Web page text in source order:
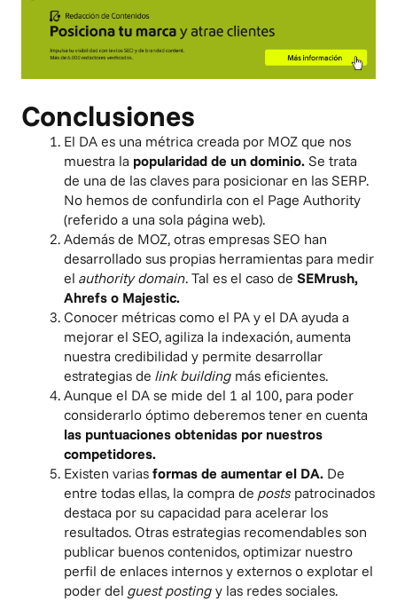
Conclusiones
El DA es una métrica creada por MOZ que nos
muestra la popularidad de un dominio. Se trata
de una de las claves para posicionar en las SERP.
No hemos de confundirla con el Page Authority
(referido a una sola página web).
Además de MOZ, otras empresas SEO han
desarrollado sus propias herramientas para medir
el authority domain. Tal es el caso de SEMrush,
Ahrefs o Majestic.
Conocer métricas como el PA y el DA ayuda a
mejorar el SEO, agiliza la indexación, aumenta
nuestra credibilidad y permite desarrollar
estrategias de link building más eficientes.
Aunque el DA se mide del 1 al 100, para poder
considerarlo óptimo deberemos tener en cuenta
las puntuaciones obtenidas por nuestros
competidores.
Existen varias formas de aumentar el DA. De
entre todas ellas, la compra de posts patrocinados
destaca por su capacidad para acelerar los
resultados. Otras estrategias recomendables son
publicar buenos contenidos, optimizar nuestro
perfil de enlaces internos y externos o explotar el
poder del guest posting y las redes sociales.